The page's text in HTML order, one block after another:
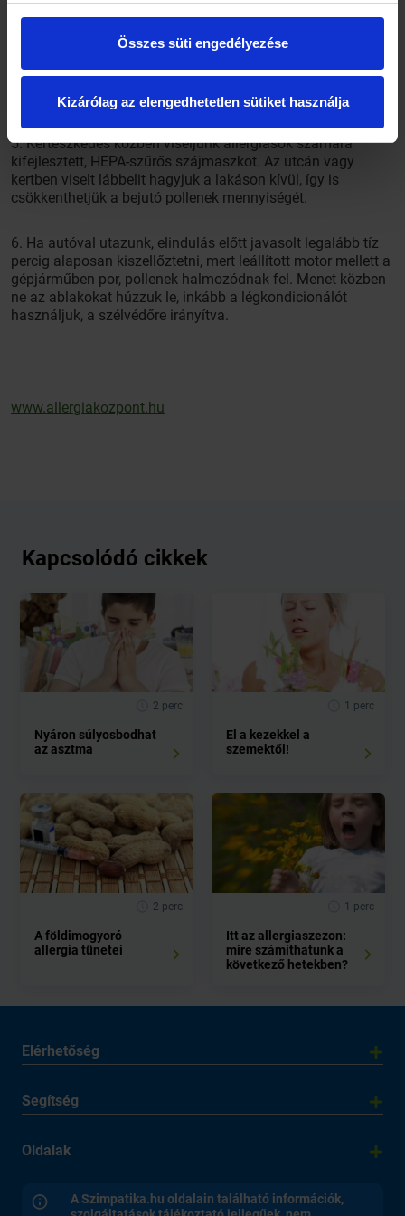
Összes süti engedélyezése
Kizárólag az elengedhetetlen sütiket használja
anyagokon a pollenszemek könnyen megtapadhatnak.
mennyiségét, ha esténként hajmosással szabadulunk meg
a napközben lerakódott pollenektől.
5. Kertészkedés közben viseljünk allergiások számára
kifejlesztett, HEPA-szűrős szájmaszkot. Az utcán vagy
kertben viselt lábbelit hagyjuk a lakáson kívül, így is
csökkenthetjük a bejutó pollenek mennyiségét.
6. Ha autóval utazunk, elindulás előtt javasolt legalább tíz
percig alaposan kiszellőztetni, mert leállított motor mellett a
gépjárműben por, pollenek halmozódnak fel. Menet közben
ne az ablakokat húzzuk le, inkább a légkondicionálót
használjuk, a szélvédőre irányítva.
www.allergiakozpont.hu
Kapcsolódó cikkek
2 perc
Nyáron súlyosbodhat
az asztma
1 perc
El a kezekkel a
szemektől!
2 perc
A földimogyoró
allergia tünetei
1 perc
Itt az allergiaszezon:
mire számíthatunk a
következő hetekben?
Elérhetőség
Segítség
Oldalak
A Szimpatika.hu oldalain található információk,